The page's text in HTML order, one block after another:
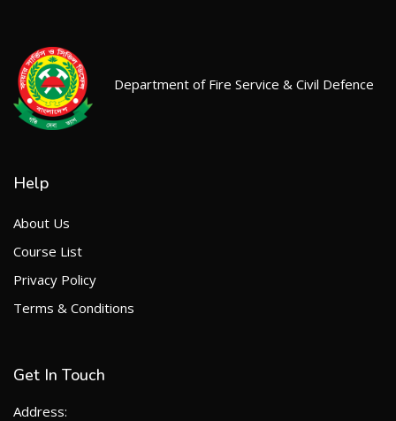
Department of Fire Service & Civil Defence
Help
About Us
Course List
Privacy Policy
Terms & Conditions
Get In Touch
Address: